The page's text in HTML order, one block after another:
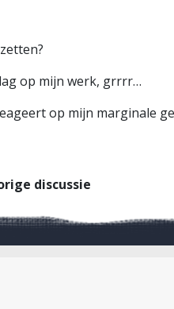
op mijn werk, grrrr…
op mijn marginale
discussie